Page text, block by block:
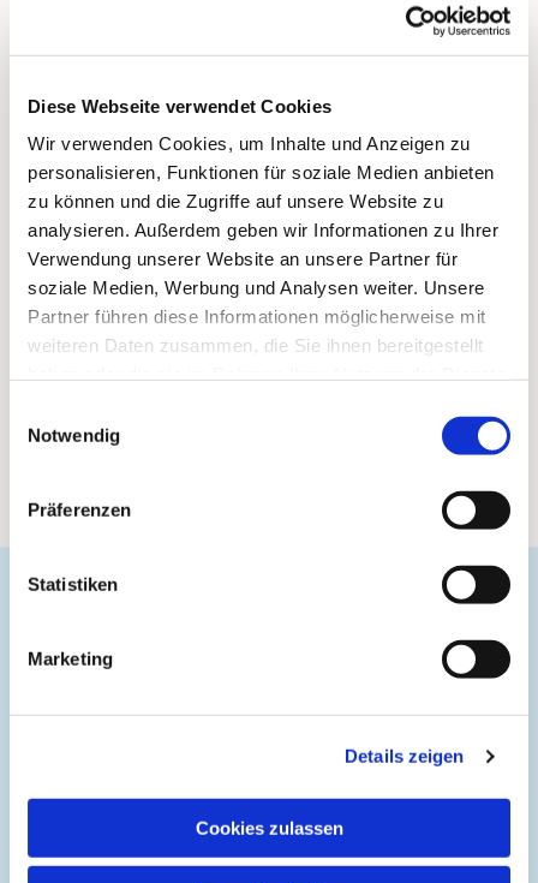
Diese Webseite verwendet Cookies
Wir verwenden Cookies, um Inhalte und Anzeigen zu
personalisieren, Funktionen für soziale Medien anbieten
zu können und die Zugriffe auf unsere Website zu
analysieren. Außerdem geben wir Informationen zu Ihrer
Verwendung unserer Website an unsere Partner für
soziale Medien, Werbung und Analysen weiter. Unsere
Partner führen diese Informationen möglicherweise mit
weiteren Daten zusammen, die Sie ihnen bereitgestellt
Notwendig
Präferenzen
Statistiken
Marketing
Details zeigen
Cookies zulassen
Kirchplatz 1
Kirchenkreis Wuppertal